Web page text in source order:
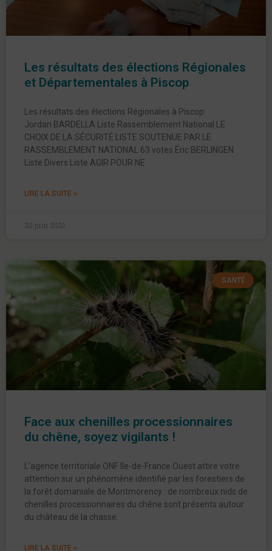
Les résultats des élections Régionales
et Départementales à Piscop
Les résultats des élections Régionales à Piscop:
Jordan BARDELLA Liste Rassemblement National LE
CHOIX DE LA SÉCURITÉ LISTE SOUTENUE PAR LE
RASSEMBLEMENT NATIONAL 63 votes Éric BERLINGEN
Liste Divers Liste AGIR POUR NE
LIRE LA SUITE »
20 juin 2021
SANTÉ
Face aux chenilles processionnaires
du chêne, soyez vigilants !
L’agence territoriale ONF Ile-de-France Ouest attire votre
attention sur un phénomène identifié par les forestiers de
la forêt domaniale de Montmorency : de nombreux nids de
chenilles processionnaires du chêne sont présents autour
du château de la chasse.
LIRE LA SUITE »